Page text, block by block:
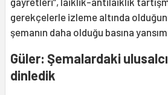
gerekçelerle izleme altında
şemanın daha olduğu basına
Güler: Şemalardaki
dinledik